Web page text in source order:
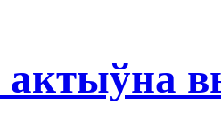
актыўна